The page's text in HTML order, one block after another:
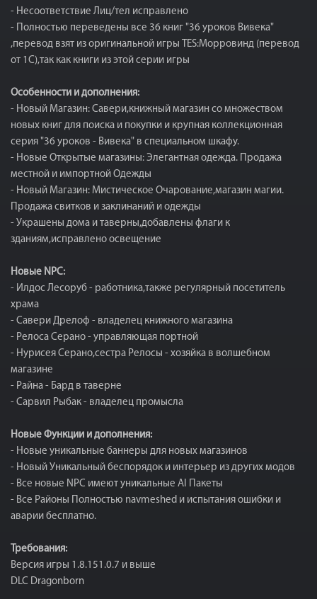
- Несоответствие Лиц/тел исправлено
- Полностью переведены все 36 книг "36 уроков Вивека"
,перевод взят из оригинальной игры TES:Морровинд (перевод
от 1С),так как книги из этой серии игры
Особенности и дополнения:
- Новый Магазин: Савери,книжный магазин со множеством
новых книг для поиска и покупки и крупная коллекционная
серия "36 уроков - Вивека" в специальном шкафу.
- Новые Открытые магазины: Элегантная одежда. Продажа
местной и импортной Одежды
- Новый Магазин: Мистическое Очарование,магазин магии.
Продажа свитков и заклинаний и одежды
- Украшены дома и таверны,добавлены флаги к
зданиям,исправлено освещение
Новые NPC:
- Илдос Лесоруб - работника,также регулярный посетитель
храма
- Савери Дрелоф - владелец книжного магазина
- Релоса Серано - управляющая портной
- Нурисея Серано,сестра Релосы - хозяйка в волшебном
магазине
- Райна - Бард в таверне
- Сарвил Рыбак - владелец промысла
Новые Функции и дополнения:
- Новые уникальные баннеры для новых магазинов
- Новый Уникальный беспорядок и интерьер из других модов
- Все новые NPC имеют уникальные AI Пакеты
- Все Районы Полностью navmeshed и испытания ошибки и
аварии бесплатно.
Требования:
Версия игры 1.8.151.0.7 и выше
DLC Dragonborn